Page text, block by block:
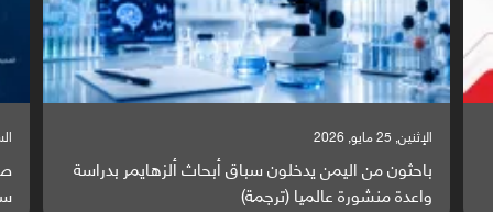
السبت, 23 مايو, 2026
صراع دولي يتصاعد قرب اليمن والبحر الأحمر يتحول إلى
ساحة مواجهة عالمية (ترجمة)